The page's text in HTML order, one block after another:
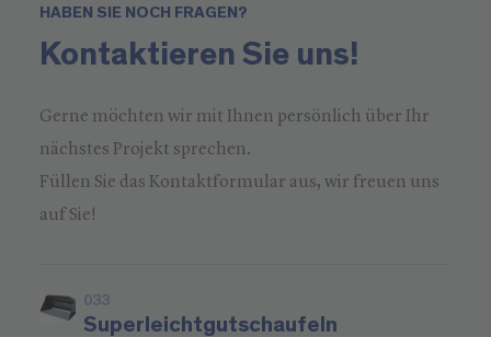
HABEN SIE NOCH FRAGEN?
Kontaktieren Sie uns!
Gerne möchten wir mit Ihnen persönlich über Ihr
nächstes Projekt sprechen.
Füllen Sie das Kontaktformular aus, wir freuen uns
auf Sie!
033
Superleichtgutschaufeln